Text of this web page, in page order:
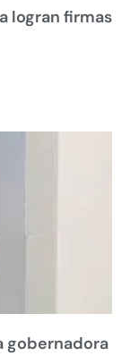
logran firmas
gobernadora